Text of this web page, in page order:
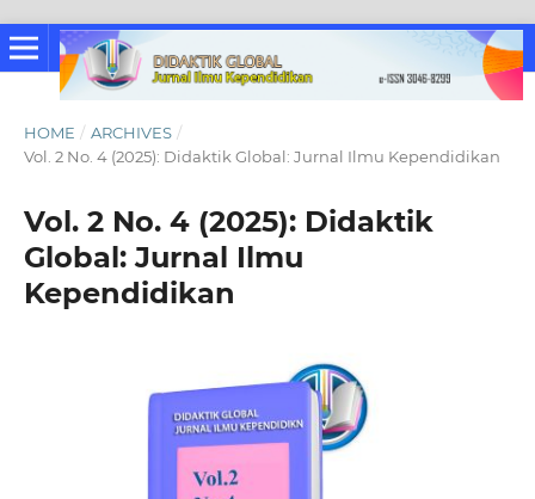
HOME / ARCHIVES /
Vol. 2 No. 4 (2025): Didaktik Global: Jurnal Ilmu Kependidikan
Vol. 2 No. 4 (2025): Didaktik
Global: Jurnal Ilmu
Kependidikan